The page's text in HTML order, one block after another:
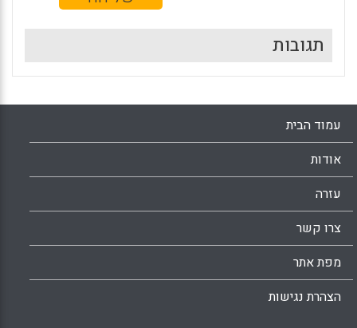
תגובות
עמוד הבית
אודות
עזרה
צרו קשר
מפת אתר
הצהרת נגישות